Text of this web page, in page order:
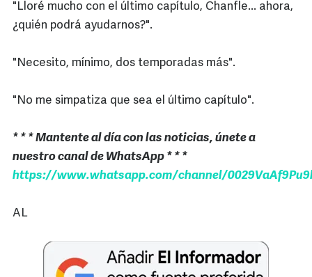
"Lloré mucho con el último capítulo, Chanfle... ahora,
¿quién podrá ayudarnos?".
"Necesito, mínimo, dos temporadas más".
"No me simpatiza que sea el último capítulo".
* * * Mantente al día con las noticias, únete a
nuestro canal de WhatsApp * * *
https://www.whatsapp.com/channel/
AL